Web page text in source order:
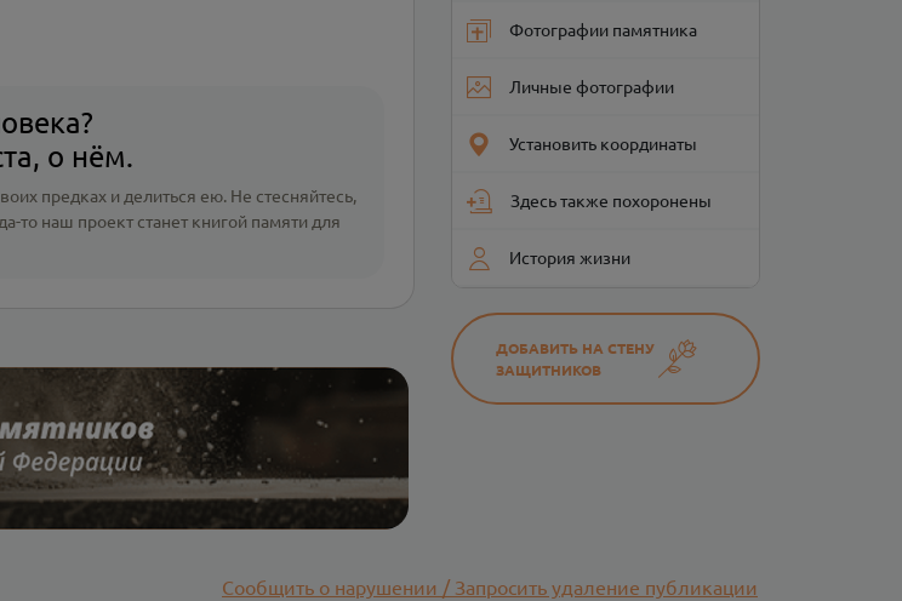
о нём.
предках и делиться ею. Не стесняйтесь,
то наш проект станет книгой памяти для
Фотографии памятника
Личные фотографии
Установить координаты
Здесь также похоронены
История жизни
ДОБАВИТЬ НА СТЕНУ
ЗАЩИТНИКОВ
Сообщить о нарушении / Запросить удаление публикации